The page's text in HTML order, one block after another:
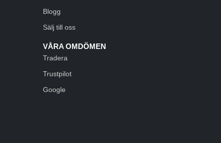
Blogg
Sälj till oss
VÅRA OMDÖMEN
Tradera
Trustpilot
Google